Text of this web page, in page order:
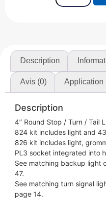
Description
Avis (0) Application
Description
4″ Round Stop / Turn / Tail
824 kit includes light and
826 kit includes light,
PL3 socket integrated into
See matching backup light
47.
See matching turn signal
page 14.